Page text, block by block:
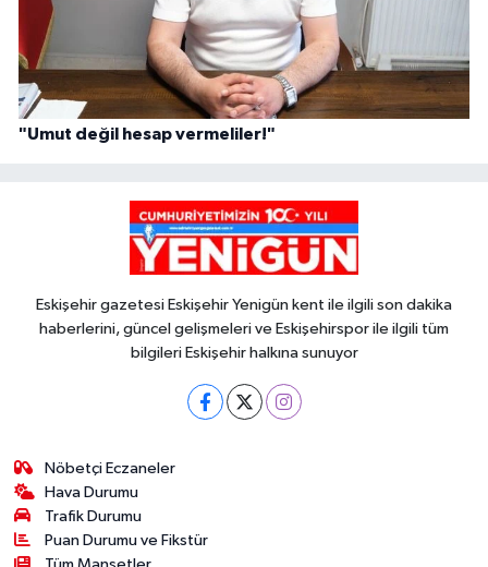
"Umut değil hesap vermeliler!"
Eskişehir gazetesi Eskişehir Yenigün kent ile ilgili son dakika
haberlerini, güncel gelişmeleri ve Eskişehirspor ile ilgili tüm
bilgileri Eskişehir halkına sunuyor
Nöbetçi Eczaneler
Hava Durumu
Trafik Durumu
Puan Durumu ve Fikstür